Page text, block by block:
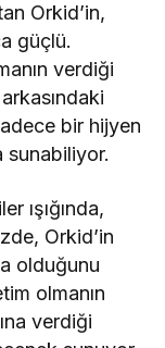
Orkid’in,
güçlü.
verdiği
bir hijyen
sunabiliyor.
ışığında,
Orkid’in
olduğunu
olmanın
verdiği